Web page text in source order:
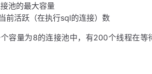
池的最大容量
前活跃（在执行sql的连接）数
容量为8的连接池中，有200个线程在